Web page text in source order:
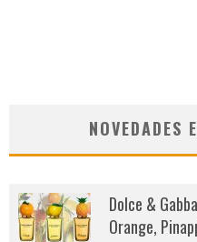
NOVEDADES
Dolce &
Orange,